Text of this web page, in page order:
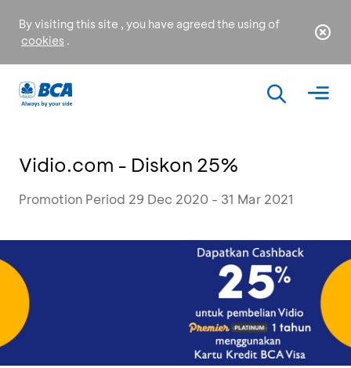
By visiting this site , you have agreed the using of
cookies .
Vidio.com - Diskon 25%
Promotion Period 29 Dec 2020 - 31 Mar 2021